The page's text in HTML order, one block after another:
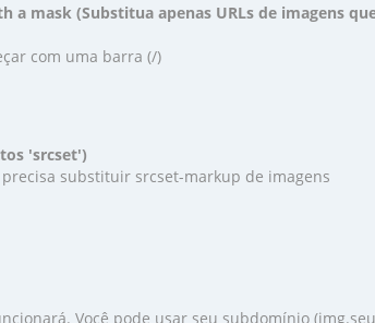
a mask (Substitua apenas URLs de imagens
com uma barra (/)
'srcset')
substituir srcset-markup de imagens
Você pode usar seu subdomínio